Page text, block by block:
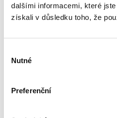
dalšími informacemi, které
získali v důsledku toho, že
souhlasu
Nutné
Preferenční